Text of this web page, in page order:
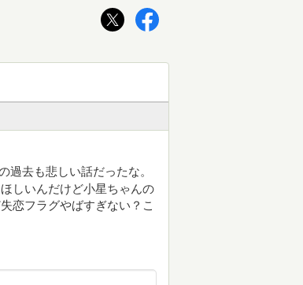
去も悲しい話だったな。
しいんだけど小星ちゃんの
恋フラグやばすぎない？こ